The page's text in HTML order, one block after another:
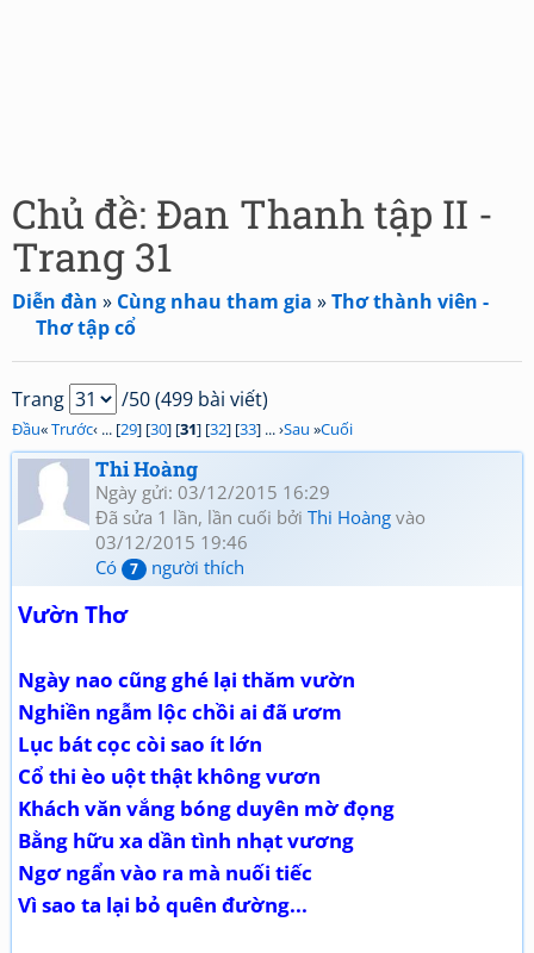
Chủ đề: Đan Thanh tập II -
Trang 31
Diễn đàn » Cùng nhau tham gia »Thơ thành viên -
Thơ tập cổ
Trang /50 (499 bài viết)
Đầu«Trước‹ ... [29] [30] [31] [32] [33] ... ›Sau »Cuối
Thi Hoàng
Ngày gửi: 03/12/2015 16:29
Đã sửa 1 lần, lần cuối bởi Thi Hoàng vào
03/12/2015 19:46
Có
7 người thích
Vườn Thơ
Ngày nao cũng ghé lại thăm vườn
Nghiền ngẫm lộc chồi ai đã ươm
Lục bát cọc còi sao ít lớn
Cổ thi èo uột thật không vươn
Khách văn vắng bóng duyên mờ đọng
Bằng hữu xa dần tình nhạt vương
Ngơ ngẩn vào ra mà nuối tiếc
Vì sao ta lại bỏ quên đường...